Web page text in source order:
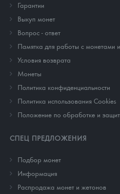
Гарантии
Выкуп монет
Вопрос - ответ
Памятка для работы с монетами
Условия возврата
Монеты
Политика конфиденциальности
Политика использования Cookies
Положение по обработке и
СПЕЦ ПРЕДЛОЖЕНИЯ
Подбор монет
Информация
Распродажа монет и жетонов